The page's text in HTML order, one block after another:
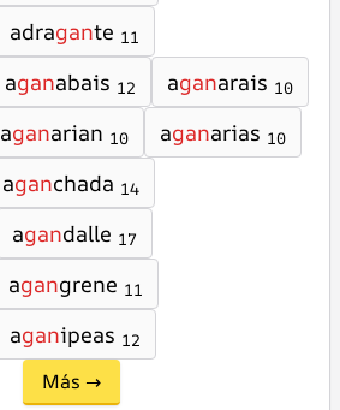
adragante 11
aganabais 12 aganarais 10
aganarian 10 aganarias 10
aganchada 14
agandalle 17
agangrene 11
aganipeas 12
Más →